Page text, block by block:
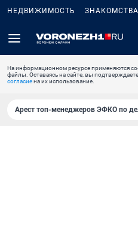
НЕДВИЖИМОСТЬ ЗНАКОМСТВА
На информационном ресурсе применяются
файлы. Оставаясь на сайте, вы
согласиена их использование.
Арест топ-менеджеров ЭФКО по